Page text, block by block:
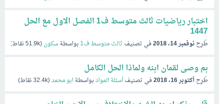
اختبار رياضيات ثالث متوسط ف1 الفصل الاول مع الحل
1447
طُرِحنوفمبر 14، 2018 في تصنيف ثالث متوسط ف1 بواسطةسكون(
51.9kنقاط)
بم وصى لقمان ابنه ولماذا الحل الكامل
طُرِحأكتوبر 16، 2018 في تصنيفأسئلة الموادبواسطةابو محمد(
32.4kنقاط)